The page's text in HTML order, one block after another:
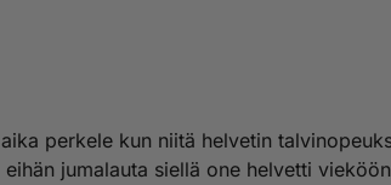
perkele kun niitä helvetin
jumalauta siellä one helvetti